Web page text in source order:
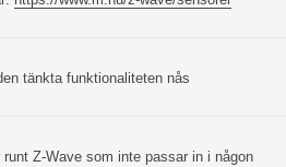
tänkta funktionaliteten nås
Z-Wave som inte passar in i någon